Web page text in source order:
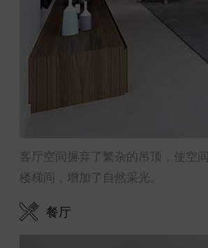
客厅空间摒弃了繁杂的吊顶，使空
楼梯间，增加了自然采光。
餐厅